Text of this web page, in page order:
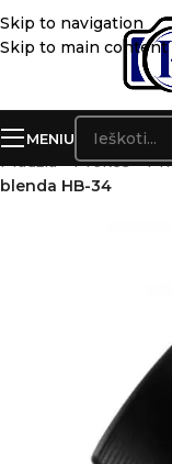
Skip to navigation
Skip to main content
MENIU
Pradžia»Prekės»
blenda HB-34